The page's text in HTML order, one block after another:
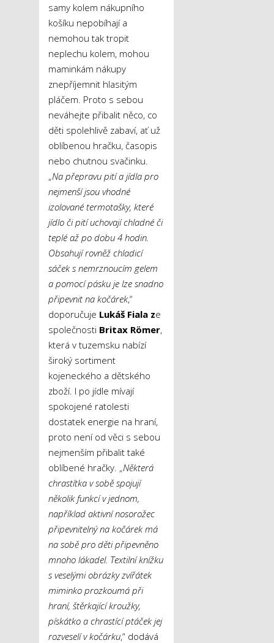
samy kolem nákupního
košíku nepobíhají a
nemohou tak tropit
neplechu kolem, mohou
maminkám nákupy
znepříjemnit hlasitým
pláčem. Proto s sebou
neváhejte přibalit něco, co
děti spolehlivě zabaví, ať už
oblíbenou hračku, časopis
nebo chutnou svačinku.
„Na přepravu pití a jídla pro
nejmenší jsou vhodné
izolované termotašky, které
jídlo či pití uchovají chladné či
teplé až po dobu 4 hodin.
Obsahují rovněž chladicí
sáček s nemrznoucím gelem
a pomocí pásku je lze snadno
připevnit na kočárek,“
doporučuje Lukáš Fiala ze
společnosti Britax Römer,
která v tuzemsku nabízí
široký sortiment
kojeneckého a dětského
zboží. I po jídle mívají
spokojené ratolesti
dostatek energie na hraní,
proto není od věci s sebou
nejmenším přibalit také
oblíbené hračky. „Některá
chrastítka v sobě spojují
několik funkcí v jednom,
například aktivní nosorožec
připevnitelný na kočárek má
na sobě pro děti připevněno
mnoho lákadel. Textilní knížku
s veselými obrázky zvířátek
miminko prozkoumá při
hraní, štěrkající kroužky,
pískátko a chrastící ptáček jej
rozveselí v kočárku,“ dodává